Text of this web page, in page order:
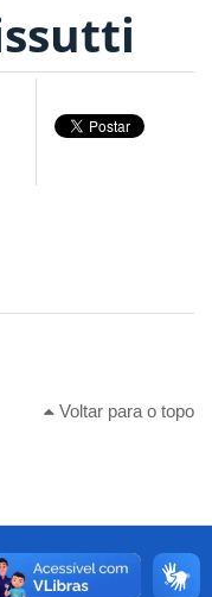
Voltar para o topo